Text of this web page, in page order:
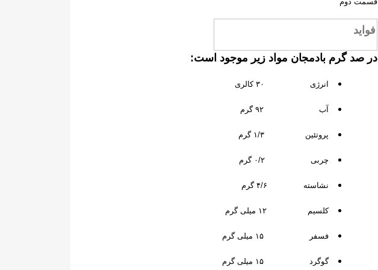
فواید
در صد گرم بادمجان مواد زیر موجود است:
انرژی ۳۰ کالری
آب ۹۲ گرم
پروتئین ۱/۳ گرم
چربی ۰/۲ گرم
نشاسته ۴/۶ گرم
کلسیم ۱۲ میلی گرم
فسفر ۱۵ میلی گرم
گوگرد ۱۵ میلی گرم